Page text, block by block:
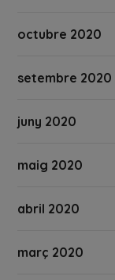
octubre 2020
setembre 2020
juny 2020
maig 2020
abril 2020
març 2020